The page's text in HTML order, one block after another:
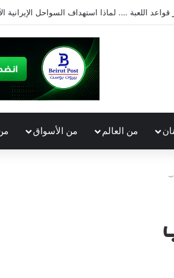
اللعبة …. لماذا استهداف السواحل الإيرانية
من العالم من الأسواق